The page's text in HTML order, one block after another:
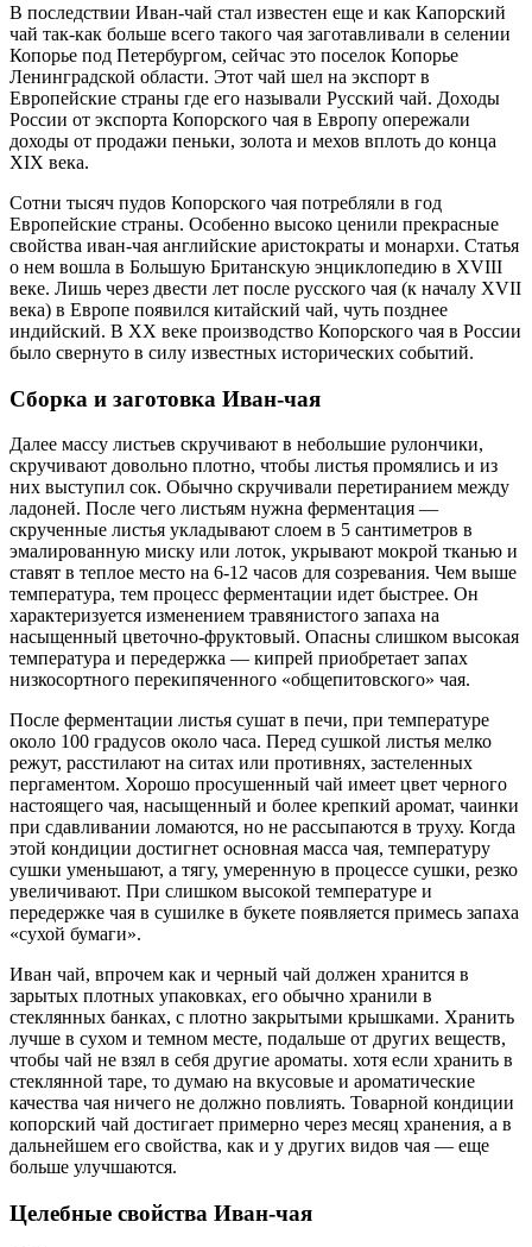
В последствии Иван-чай стал известен еще и как Капорский
чай так-как больше всего такого чая заготавливали в селении
Копорье под Петербургом, сейчас это поселок Копорье
Ленинградской области. Этот чай шел на экспорт в
Европейские страны где его называли Русский чай. Доходы
России от экспорта Копорского чая в Европу опережали
доходы от продажи пеньки, золота и мехов вплоть до конца
XIX века.
Сотни тысяч пудов Копорского чая потребляли в год
Европейские страны. Особенно высоко ценили прекрасные
свойства иван-чая английские аристократы и монархи. Статья
о нем вошла в Большую Британскую энциклопедию в XVIII
веке. Лишь через двести лет после русского чая (к началу XVII
века) в Европе появился китайский чай, чуть позднее
индийский. В XX веке производство Копорского чая в России
было свернуто в силу известных исторических событий.
Сборка и заготовка Иван-чая
Далее массу листьев скручивают в небольшие рулончики,
скручивают довольно плотно, чтобы листья промялись и из
них выступил сок. Обычно скручивали перетиранием между
ладоней. После чего листьям нужна ферментация —
скрученные листья укладывают слоем в 5 сантиметров в
эмалированную миску или лоток, укрывают мокрой тканью и
ставят в теплое место на 6-12 часов для созревания. Чем выше
температура, тем процесс ферментации идет быстрее. Он
характеризуется изменением травянистого запаха на
насыщенный цветочно-фруктовый. Опасны слишком высокая
температура и передержка — кипрей приобретает запах
низкосортного перекипяченного «общепитовского» чая.
После ферментации листья сушат в печи, при температуре
около 100 градусов около часа. Перед сушкой листья мелко
режут, расстилают на ситах или противнях, застеленных
пергаментом. Хорошо просушенный чай имеет цвет черного
настоящего чая, насыщенный и более крепкий аромат, чаинки
при сдавливании ломаются, но не рассыпаются в труху. Когда
этой кондиции достигнет основная масса чая, температуру
сушки уменьшают, а тягу, умеренную в процессе сушки, резко
увеличивают. При слишком высокой температуре и
передержке чая в сушилке в букете появляется примесь запаха
«сухой бумаги».
Иван чай, впрочем как и черный чай должен хранится в
зарытых плотных упаковках, его обычно хранили в
стеклянных банках, с плотно закрытыми крышками. Хранить
лучше в сухом и темном месте, подальше от других веществ,
чтобы чай не взял в себя другие ароматы. хотя если хранить в
стеклянной таре, то думаю на вкусовые и ароматические
качества чая ничего не должно повлиять. Товарной кондиции
копорский чай достигает примерно через месяц хранения, а в
дальнейшем его свойства, как и у других видов чая — еще
больше улучшаются.
Целебные свойства Иван-чая